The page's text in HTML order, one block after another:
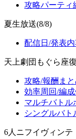
攻略パーティ
夏生放送(8/8)
配信日/発表
天上劇団もぐら座
攻略/報酬まと
効率周回/編
マルチバトル
シングルバト
6人ニフイヴィンテ